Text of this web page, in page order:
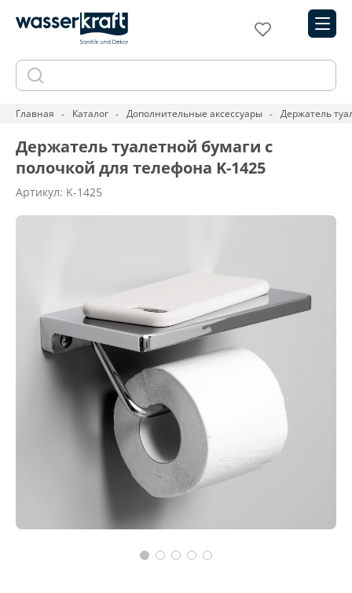
Главная Каталог Дополнительные аксессуары Держатель
Держатель туалетной бумаги с
полочкой для телефона K-1425
Артикул: K-1425